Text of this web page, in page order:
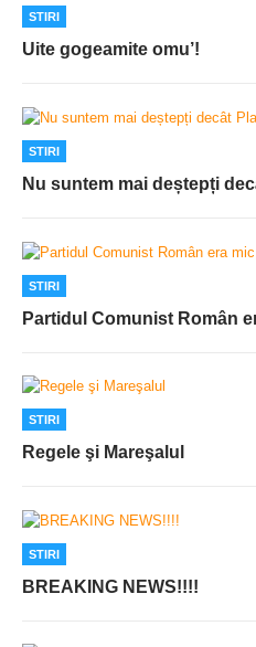
STIRI
Uite gogeamite omu’!
STIRI
Nu suntem mai deștepți
STIRI
Partidul Comunist Român
STIRI
Regele şi Mareşalul
STIRI
BREAKING NEWS!!!!